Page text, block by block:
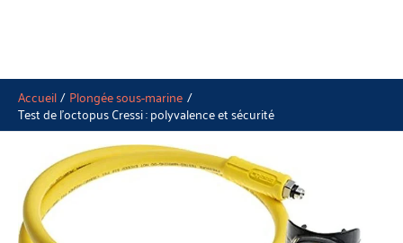
Accueil Plongée sous-marine
Test de l’octopus Cressi : polyvalence et sécurité